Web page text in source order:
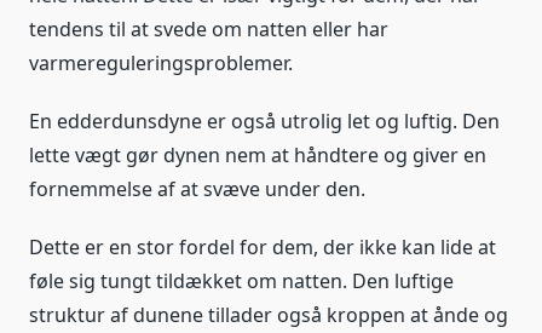
tendens til at svede om natten eller har
varmereguleringsproblemer.
En edderdunsdyne er også utrolig let og luftig. Den
lette vægt gør dynen nem at håndtere og giver en
fornemmelse af at svæve under den.
Dette er en stor fordel for dem, der ikke kan lide at
føle sig tungt tildækket om natten. Den luftige
struktur af dunene tillader også kroppen at ånde og